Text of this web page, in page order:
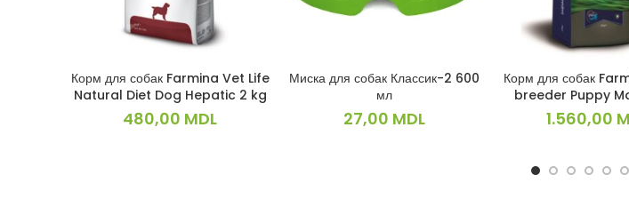
В КОРЗИНУ
Корм для собак Farmina Vet Life
Natural Diet Dog Hepatic 2 kg
480,00 MDL
В КОРЗИНУ
Миска для собак Классик-2 600
мл
27,00 MDL
В
Корм для собак
breeder Puppy
1.560,00